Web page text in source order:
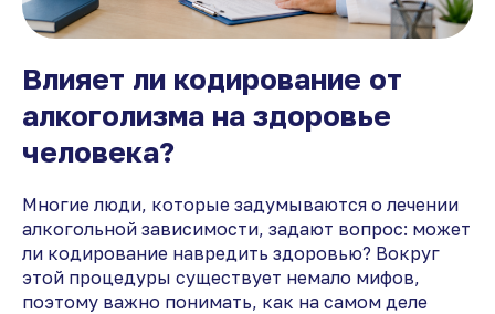
Влияет ли кодирование от
алкоголизма на здоровье
человека?
Многие люди, которые задумываются о лечении
алкогольной зависимости, задают вопрос: может
ли кодирование навредить здоровью? Вокруг
этой процедуры существует немало мифов,
поэтому важно понимать, как на самом деле